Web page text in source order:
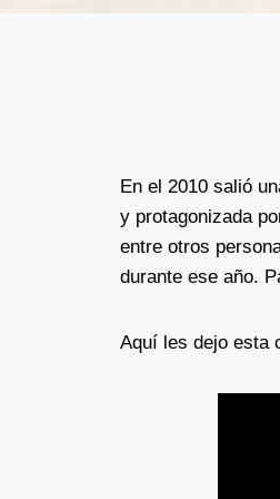
En el 2010 salió
y protagonizada
entre otros
durante ese año.
Aquí les dejo esta